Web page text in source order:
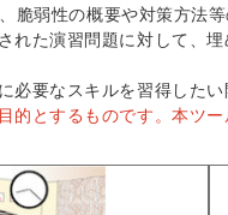
脆弱性の概要や対策方法
れた演習問題に対して、
必要なスキルを習得した
的とするものです。本ツ